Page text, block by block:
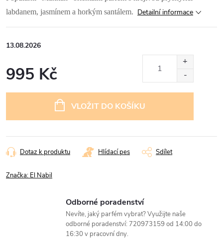
labdanem, jasmínem a horkým santálem. Detailní informace
13.08.2026
995 Kč
VLOŽIT DO KOŠÍKU
Dotaz k produktu Hlídací pes Sdílet
Značka: El Nabil
Odborné poradenství
Nevíte, jaký parfém vybrat? Využijte naše
odborné poradenství: 720973159 od 14:00 do
16:30 v pracovní dny.